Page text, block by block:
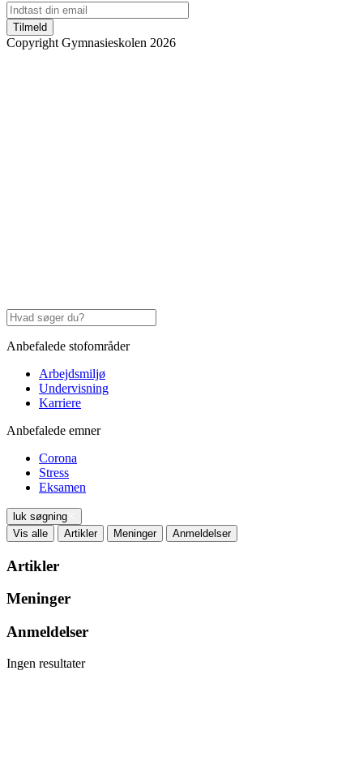
Tilmeld
Copyright Gymnasieskolen 2026
Anbefalede stofområder
Arbejdsmiljø
Undervisning
Karriere
Anbefalede emner
Corona
Stress
Eksamen
luk søgning
Vis alle
Artikler Meninger Anmeldelser
Artikler
Meninger
Anmeldelser
Ingen resultater